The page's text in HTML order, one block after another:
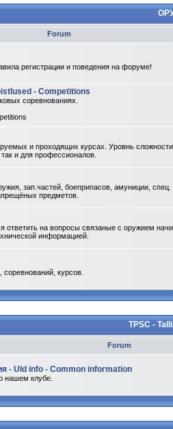
Forum
регистрации и поведения на форуме!
- Competitions
соревнованиях.
и проходящих курсах. Уровнь
и для профессионалов.
зап.частей, боеприпасов, амуниции, спец.
предметов.
ответить на вопросы связаные с оружием
информацией.
курсов.
TPSC -
Forum
- Uld info - Common information
нашем клубе.